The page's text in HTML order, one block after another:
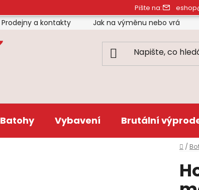
Pište na:
Prodejny a kontakty Jak na výměnu nebo vrácení
Batohy Vybavení Brutální
/